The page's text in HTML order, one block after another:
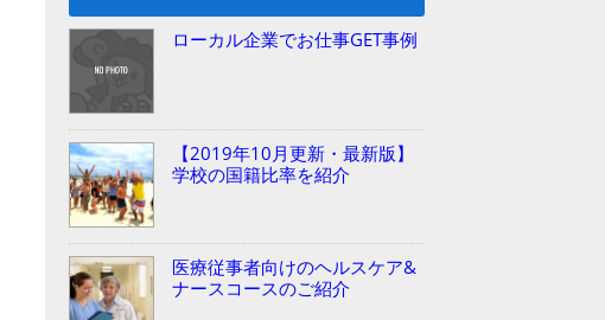
ローカル企業でお仕事GET事例
【2019年10月更新・最新版】
学校の国籍比率を紹介
医療従事者向けのヘルスケア&
ナースコースのご紹介